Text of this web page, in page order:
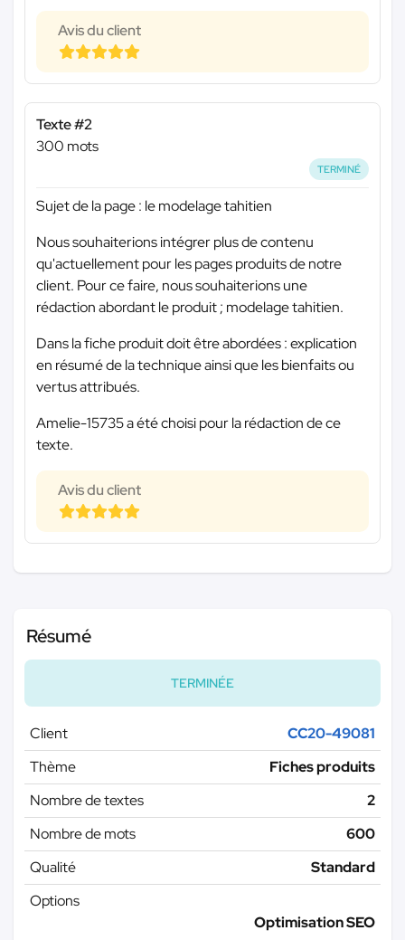
Avis du client
Texte #2
300 mots
TERMINÉ
Sujet de la page : le modelage tahitien
Nous souhaiterions intégrer plus de contenu
qu'actuellement pour les pages produits de notre
client. Pour ce faire, nous souhaiterions une
rédaction abordant le produit ; modelage tahitien.
Dans la fiche produit doit être abordées : explication
en résumé de la technique ainsi que les bienfaits ou
vertus attribués.
Amelie-15735 a été choisi pour la rédaction de ce
texte.
Avis du client
Résumé
TERMINÉE
Client
CC20-49081
Thème
Fiches produits
Nombre de textes
2
Nombre de mots
600
Qualité
Standard
Options
Optimisation SEO